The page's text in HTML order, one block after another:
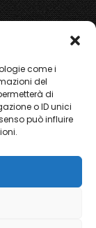
come i
del
di
o ID unici
può influire